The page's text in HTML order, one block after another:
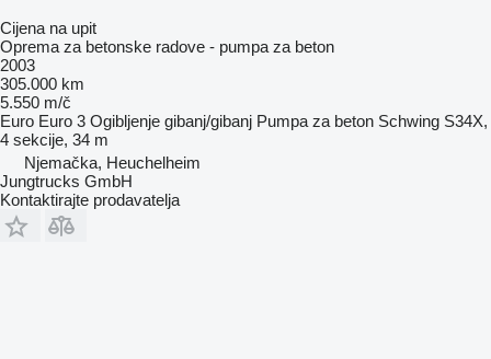
Cijena na upit
Oprema za betonske radove - pumpa za beton
2003
305.000 km
5.550 m/č
Euro Euro 3 Ogibljenje gibanj/gibanj Pumpa za beton Schwing S34X,
4 sekcije, 34 m
Njemačka, Heuchelheim
Jungtrucks GmbH
Kontaktirajte prodavatelja